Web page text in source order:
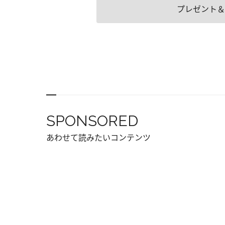
プレゼント
SPONSORED
あわせて読みたいコンテンツ